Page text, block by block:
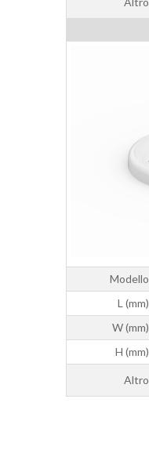
Modello
L (mm)
W (mm)
H (mm)
Altro